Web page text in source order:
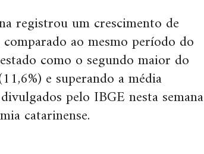
registrou um crescimento de
ao mesmo período do
como o segundo maior do
e superando a média
pelo IBGE nesta semana
catarinense.